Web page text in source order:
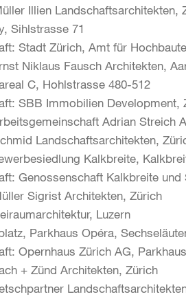
Illien Landschaftsarchitekten,
Sihlstrasse 71
Stadt Zürich, Amt für
Niklaus Fausch Architekten,
C, Hohlstrasse 480-512
SBB Immobilien Development,
Adrian Streich
Landschaftsarchitekten,
Kalkbreite,
Genossenschaft Kalkbreite
Sigrist Architekten, Zürich
Luzern
Parkhaus Opéra,
Opernhaus Zürich AG,
+ Zünd Architekten, Zürich